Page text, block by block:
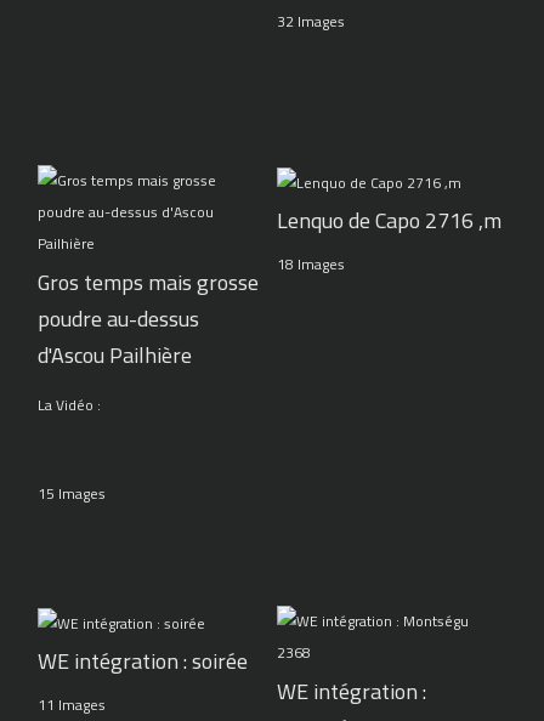
32 Images
Gros temps mais grosse
poudre au-dessus
d'Ascou Pailhière
La Vidéo :
15 Images
Lenquo de Capo 2716 ,m
18 Images
WE intégration : soirée
11 Images
WE intégration :